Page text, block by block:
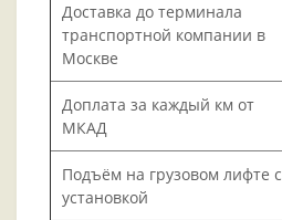
Доставка до терминала
транспортной компании в
Москве
Доплата за каждый км от
МКАД
Подъём на грузовом лифте с
установкой